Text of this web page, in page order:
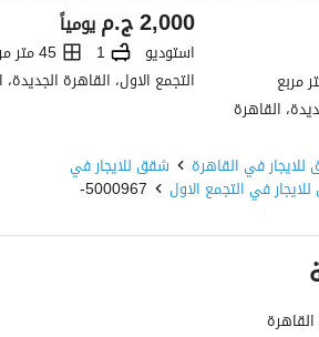
القاهرة
ج.م2,000 يومياً
استوديو 1
45 متر مربع
التجمع الاول، القاهرة
في القاهرة شقق للايجار في
في التجمع الاول 5000967-